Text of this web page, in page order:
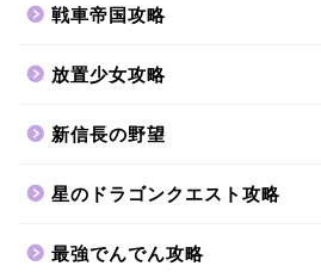
戦車帝国攻略
放置少女攻略
新信長の野望
星のドラゴンクエスト攻略
最強でんでん攻略